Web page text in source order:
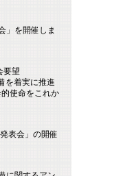
」を開催しま
要望
を着実に推進
使命をこれか
表会」の開催